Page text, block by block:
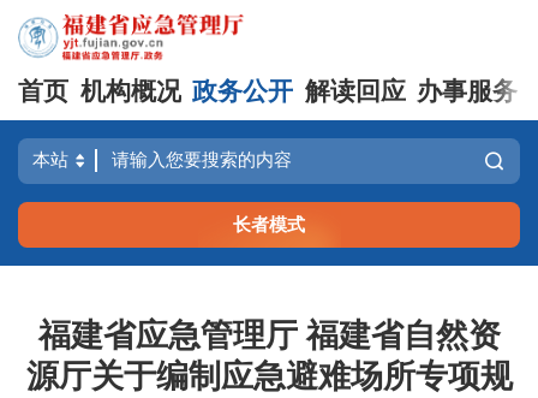
首页 机构概况 政务公开 解读回应 办事服务
长者模式
福建省应急管理厅 福建省自然资
源厅关于编制应急避难场所专项规